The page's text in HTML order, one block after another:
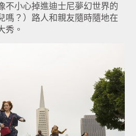
不小心掉進迪士尼夢幻世界的
嗎？）路人和親友隨時隨地在
秀。